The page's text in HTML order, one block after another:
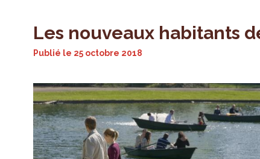
Les nouveaux habitants
Publié le 25 octobre 2018